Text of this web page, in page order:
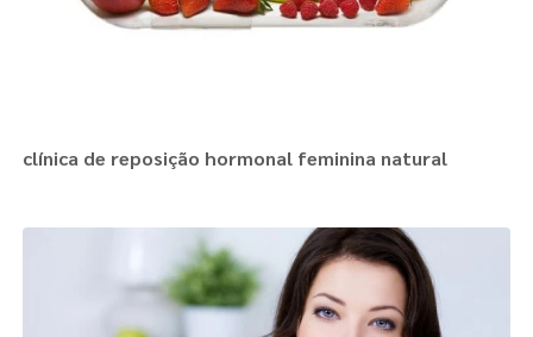
clínica de reposição hormonal feminina natural